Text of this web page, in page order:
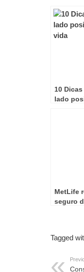
10
lado
MetLife
seguro
Tagged